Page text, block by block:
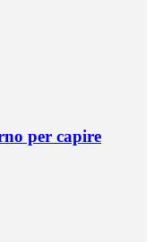
per capire